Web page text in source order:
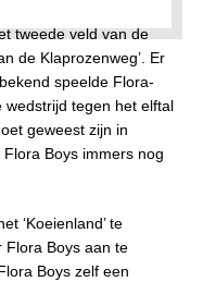
staat ook nog
tweede veld van de
de Klaprozenweg’. Er
speelde Flora-
wedstrijd tegen het elftal
geweest zijn in
Boys immers nog
‘Koeienland’ te
Flora Boys aan te
Boys zelf een